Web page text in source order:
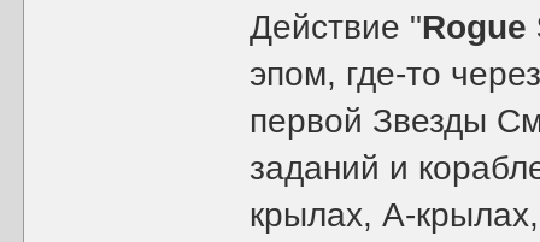
Действие "Rogue
эпом, где-то
первой Звезды
заданий и
крылах, A-